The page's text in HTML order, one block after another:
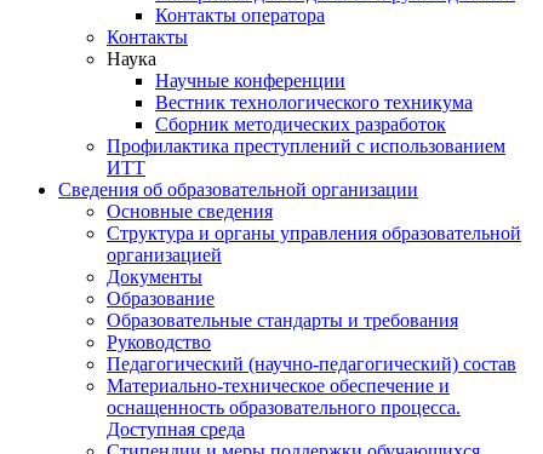
Контакты оператора
Контакты
Наука
Научные конференции
Вестник технологического техникума
Сборник методических разработок
Профилактика преступлений с использованием
ИТТ
Сведения об образовательной организации
Основные сведения
Структура и органы управления образовательной
организацией
Документы
Образование
Образовательные стандарты и требования
Руководство
Педагогический (научно-педагогический) состав
Материально-техническое обеспечение и
оснащенность образовательного процесса.
Доступная среда